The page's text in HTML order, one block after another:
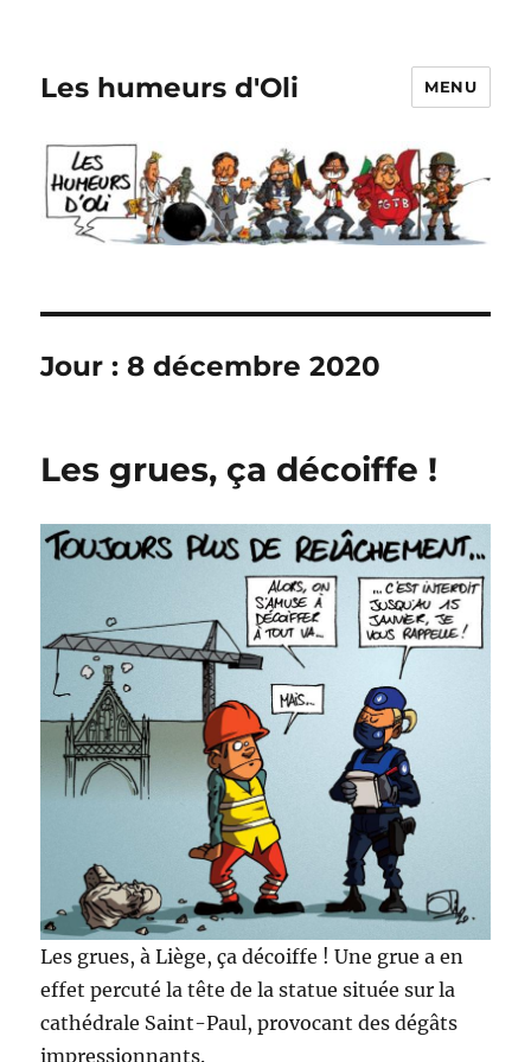
Les humeurs d'Oli MENU
Jour :8 décembre 2020
Les grues, ça décoiffe !
Les grues, à Liège, ça décoiffe ! Une grue a en
effet percuté la tête de la statue située sur la
cathédrale Saint-Paul, provocant des dégâts
impressionnants.